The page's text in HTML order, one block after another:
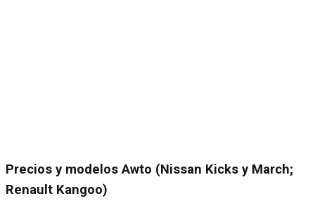
Precios y modelos Awto (Nissan Kicks y March;
Renault Kangoo)